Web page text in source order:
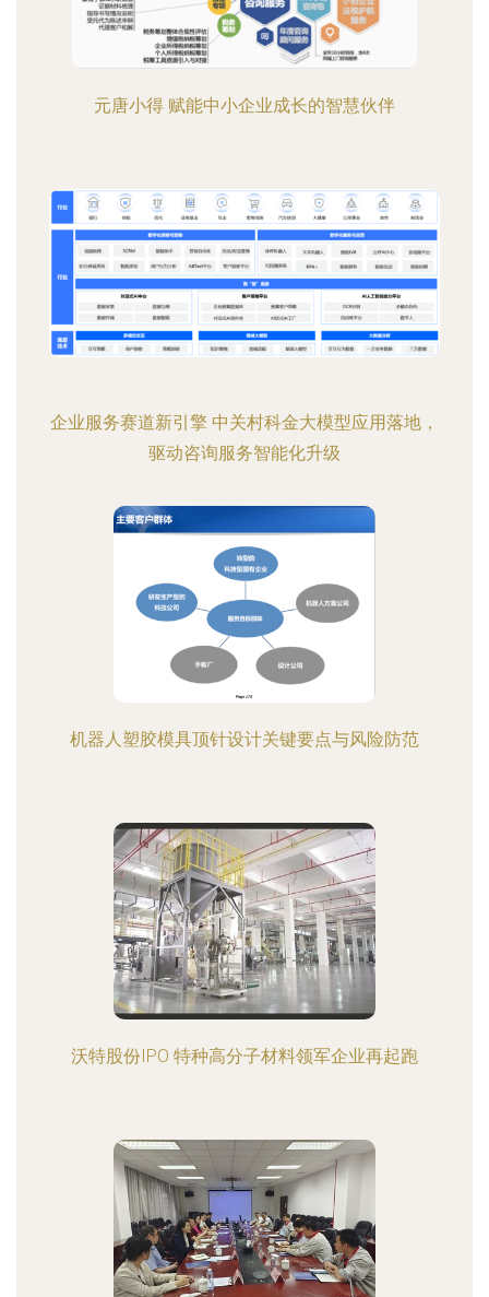
元唐小得 赋能中小企业成长的智慧伙伴
企业服务赛道新引擎 中关村科金大模型应用落地，
驱动咨询服务智能化升级
机器人塑胶模具顶针设计关键要点与风险防范
沃特股份IPO 特种高分子材料领军企业再起跑